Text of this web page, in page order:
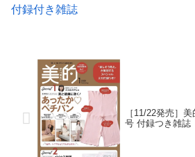
付録付き雑誌
［11/22発売］
号 付録つき雑誌